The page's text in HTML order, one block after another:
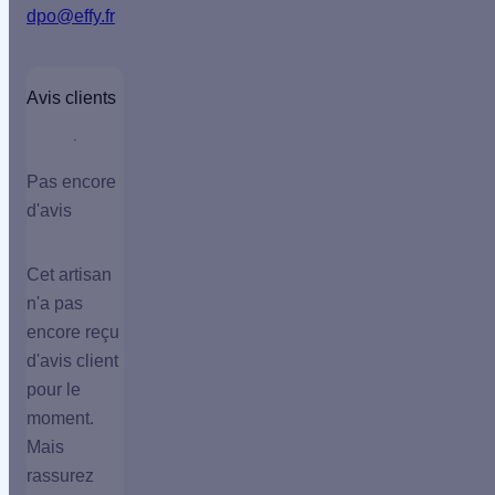
dpo@effy.fr
Avis clients
Pas encore
d'avis
Cet artisan
n'a pas
encore reçu
d'avis client
pour le
moment.
Mais
rassurez